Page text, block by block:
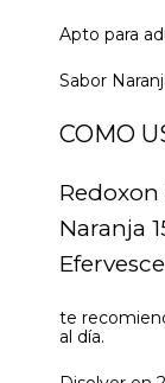
Apto para
Sabor
COMO
Redoxon
Naranja
te
al día.